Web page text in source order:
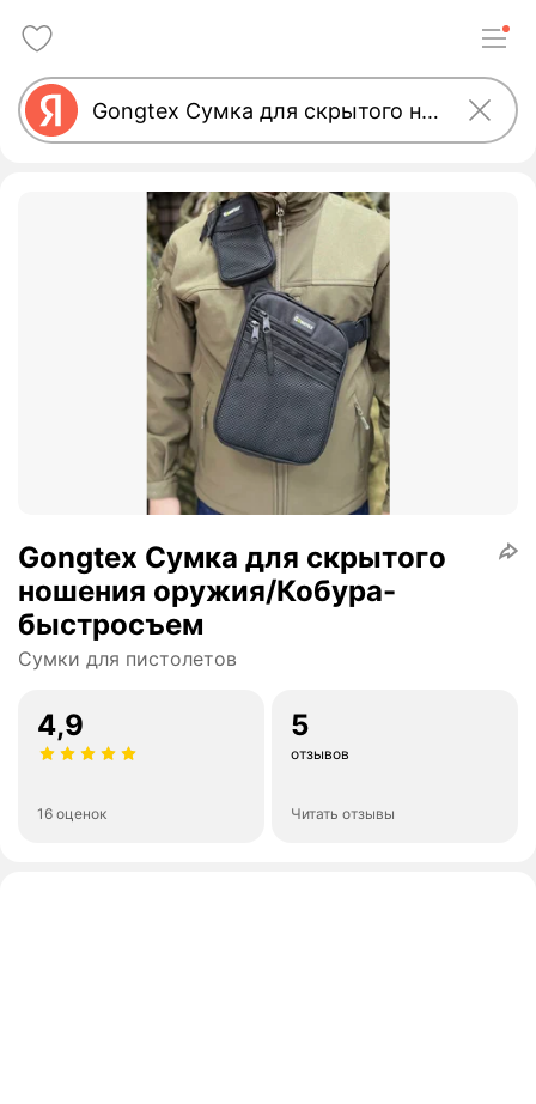
Gongtex Сумка для скрытого
ношения оружия/Кобура-
быстросъем
Сумки для пистолетов
4,9
16 оценок
5
отзывов
Читать отзывы